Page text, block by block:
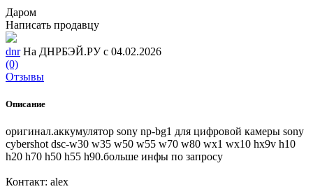
Даром
Написать продавцу
dnr На ДНРБЭЙ.РУ с 04.02.2026
(0)
Отзывы
Описание
оригинал.аккумулятор sony np-bg1 для цифровой камеры sony
cybershot dsc-w30 w35 w50 w55 w70 w80 wx1 wx10 hx9v h10
h20 h70 h50 h55 h90.больше инфы по запросу
Контакт: alex